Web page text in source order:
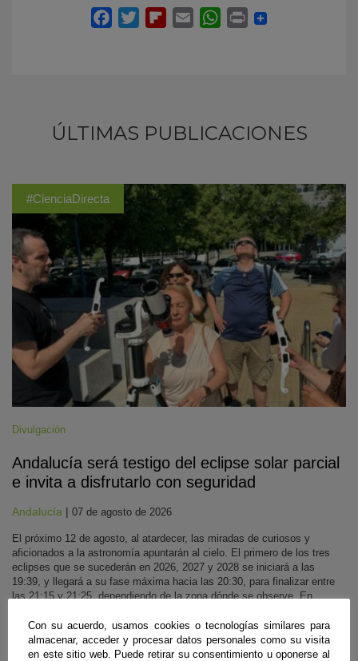
ÚLTIMAS PUBLICACIONES
#CienciaDirecta
Divulgación
Andalucía será testigo del eclipse solar parcial
e invita a disfrutarlo con seguridad
Andalucía | 07 de agosto de 2026
El próximo 12 de agosto, al atardecer, las miradas de curiosos y
aficionados a la astronomía apuntarán al cielo. El primero de los tres
eclipses que se sucederán en 2026, 2027 y 2028 se iniciará a las
19:39, y llegará a su fase máxima hacia las 20:30, para finalizar entre
las 21:15 y 21:25, dependiendo de la zona dónde se observe. En
totalmente oculto, los expertos recomiendan protección ocular con
gafas homologadas, evitar trucos caseros y poco efectivos como gafas
de sol convencionales, radiografías, CD o cristales ahumados, ir
Con su acuerdo, usamos cookies o tecnologías similares para
almacenar, acceder y procesar datos personales como su visita
en este sitio web. Puede retirar su consentimiento u oponerse al